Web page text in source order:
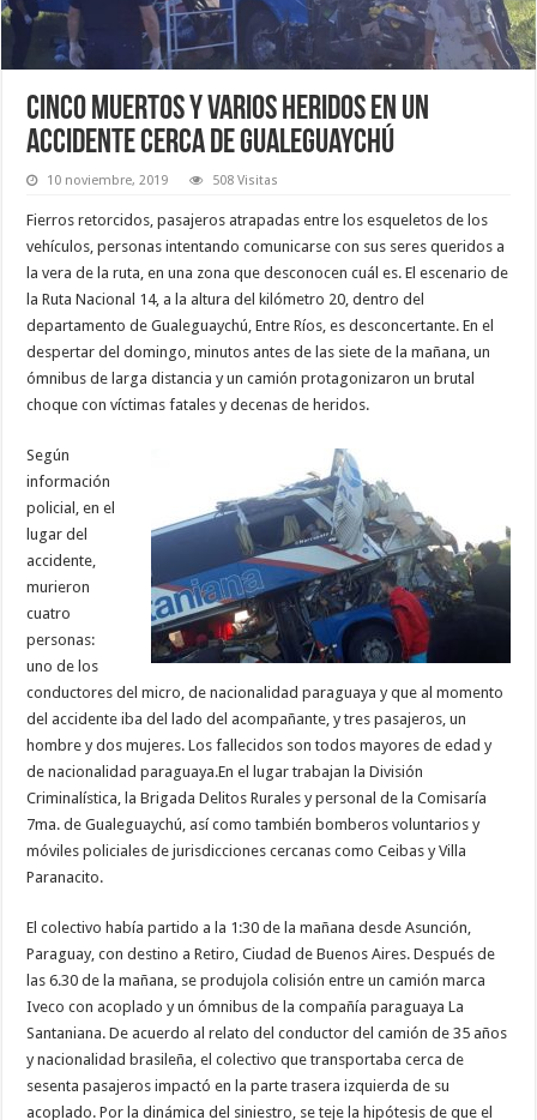
Cinco muertos y varios heridos en un
accidente cerca de Gualeguaychú
10 noviembre, 2019 508 Visitas
Fierros retorcidos, pasajeros atrapadas entre los esqueletos de los
vehículos, personas intentando comunicarse con sus seres queridos a
la vera de la ruta, en una zona que desconocen cuál es. El escenario de
la Ruta Nacional 14, a la altura del kilómetro 20, dentro del
departamento de Gualeguaychú, Entre Ríos, es desconcertante. En el
despertar del domingo, minutos antes de las siete de la mañana, un
ómnibus de larga distancia y un camión protagonizaron un brutal
choque con víctimas fatales y decenas de heridos.
Según
información
policial, en el
lugar del
accidente,
murieron
cuatro
personas:
uno de los
conductores del micro, de nacionalidad paraguaya y que al momento
del accidente iba del lado del acompañante, y tres pasajeros, un
hombre y dos mujeres. Los fallecidos son todos mayores de edad y
de nacionalidad paraguaya.En el lugar trabajan la División
Criminalística, la Brigada Delitos Rurales y personal de la Comisaría
7ma. de Gualeguaychú, así como también bomberos voluntarios y
móviles policiales de jurisdicciones cercanas como Ceibas y Villa
Paranacito.
El colectivo había partido a la 1:30 de la mañana desde Asunción,
Paraguay, con destino a Retiro, Ciudad de Buenos Aires. Después de
las 6.30 de la mañana, se produjola colisión entre un camión marca
Iveco con acoplado y un ómnibus de la compañía paraguaya La
Santaniana. De acuerdo al relato del conductor del camión de 35 años
y nacionalidad brasileña, el colectivo que transportaba cerca de
sesenta pasajeros impactó en la parte trasera izquierda de su
acoplado. Por la dinámica del siniestro, se teje la hipótesis de que el